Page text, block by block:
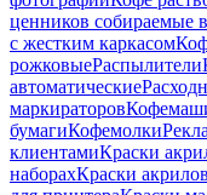
ценников собираемые
с жестким каркасом
рожковыеРаспылители
автоматические
маркираторов
бумагиКофемолки
клиентамиКраски
наборахКраски